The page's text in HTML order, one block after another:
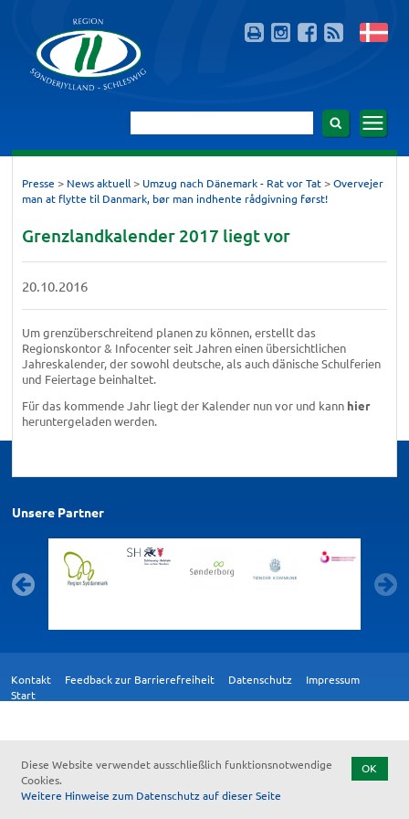
Presse > News aktuell > Umzug nach Dänemark - Rat vor Tat > Overvejer
man at flytte til Danmark, bør man indhente rådgivning først!
Grenzlandkalender 2017 liegt vor
20.10.2016
Um grenzüberschreitend planen zu können, erstellt das
Regionskontor & Infocenter seit Jahren einen übersichtlichen
Jahreskalender, der sowohl deutsche, als auch dänische Schulferien
und Feiertage beinhaltet.
Für das kommende Jahr liegt der Kalender nun vor und kann hier
heruntergeladen werden.
Unsere Partner
Kontakt Feedback zur Barrierefreiheit Datenschutz
Impressum
Start
OK
Diese Website verwendet ausschließlich funktionsnotwendige
Cookies.
Weitere Hinweise zum Datenschutz auf dieser Seite